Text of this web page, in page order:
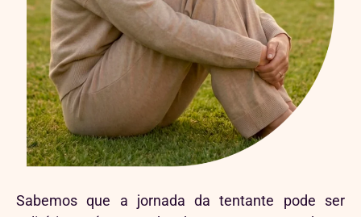
Sabemos que a jornada da tentante pode ser